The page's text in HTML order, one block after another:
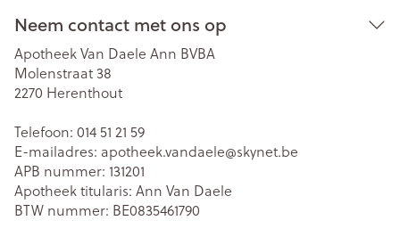
Neem contact met ons op
Apotheek Van Daele Ann BVBA
Molenstraat 38
2270 Herenthout
Telefoon: 014 51 21 59
E-mailadres: apotheek.vandaele@skynet.be
APB nummer: 131201
Apotheek titularis: Ann Van Daele
BTW nummer: BE0835461790